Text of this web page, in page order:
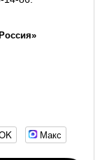
Макс